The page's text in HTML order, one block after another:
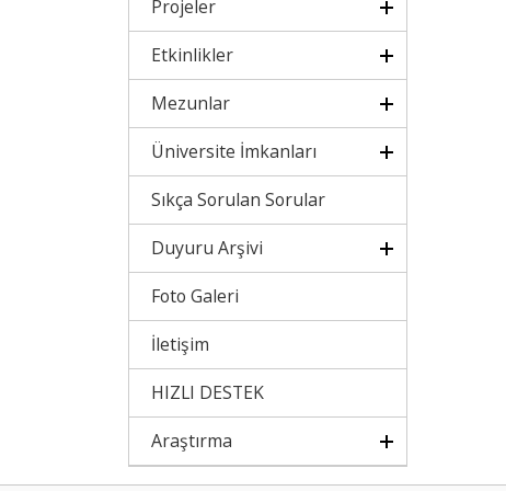
Projeler
Etkinlikler
Mezunlar
Üniversite İmkanları
Sıkça Sorulan Sorular
Duyuru Arşivi
Foto Galeri
İletişim
HIZLI DESTEK
Araştırma